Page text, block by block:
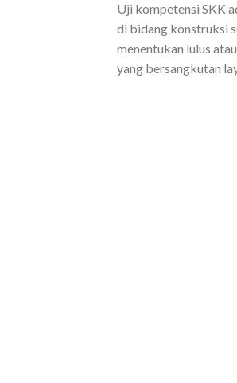
Uji kompetensi SKK
di bidang konstruksi
menentukan lulus
yang bersangkutan